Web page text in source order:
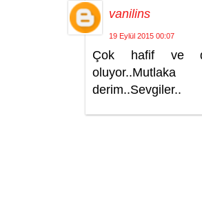
vanilins
19 Eylül 2015 00:07
Çok hafif ve
derim..Sevgiler..